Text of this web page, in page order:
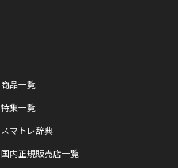
商品一覧
特集一覧
スマトレ辞典
国内正規販売店一覧